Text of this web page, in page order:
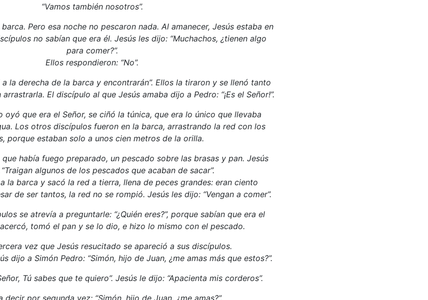
“Vamos también nosotros”.
Pero esa noche no pescaron nada. Al amanecer, Jesús estaba en
no sabían que era él. Jesús les dijo: “Muchachos, ¿tienen algo
para comer?”.
Ellos respondieron: “No”.
a la derecha de la barca y encontrarán”. Ellos la tiraron y se llenó tanto
El discípulo al que Jesús amaba dijo a Pedro: “¡Es el Señor!”.
oyó que era el Señor, se ciñó la túnica, que era lo único que llevaba
Los otros discípulos fueron en la barca, arrastrando la red con los
porque estaban solo a unos cien metros de la orilla.
había fuego preparado, un pescado sobre las brasas y pan. Jesús
algunos de los pescados que acaban de sacar”.
la barca y sacó la red a tierra, llena de peces grandes: eran ciento
de ser tantos, la red no se rompió. Jesús les dijo: “Vengan a comer”.
se atrevía a preguntarle: “¿Quién eres?”, porque sabían que era el
tomó el pan y se lo dio, e hizo lo mismo con el pescado.
vez que Jesús resucitado se apareció a sus discípulos.
dijo a Simón Pedro: “Simón, hijo de Juan, ¿me amas más que estos?”.
Tú sabes que te quiero”. Jesús le dijo: “Apacienta mis corderos”.
decir por segunda vez: “Simón, hijo de Juan, ¿me amas?”.